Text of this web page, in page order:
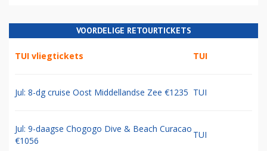
VOORDELIGE RETOURTICKETS
TUI vliegtickets TUI
Jul: 8-dg cruise Oost Middellandse Zee €1235 TUI
Jul: 9-daagse Chogogo Dive & Beach Curacao
€1056
TUI